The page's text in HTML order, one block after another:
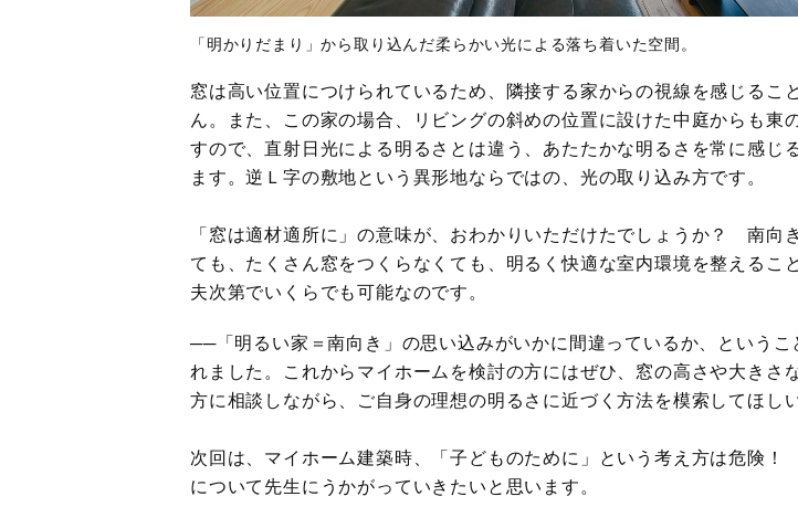
「明かりだまり」から取り込んだ柔らかい光による落ち着いた空間。
窓は高い位置につけられているため、隣接する家からの視線を感じるこ
ん。また、この家の場合、リビングの斜めの位置に設けた中庭からも東
すので、直射日光による明るさとは違う、あたたかな明るさを常に感じ
ます。逆Ｌ字の敷地という異形地ならではの、光の取り込み方です。
「窓は適材適所に」の意味が、おわかりいただけたでしょうか？ 南向
ても、たくさん窓をつくらなくても、明るく快適な室内環境を整えるこ
夫次第でいくらでも可能なのです。
──「明るい家＝南向き」の思い込みがいかに間違っているか、というこ
れました。これからマイホームを検討の方にはぜひ、窓の高さや大きさ
方に相談しながら、ご自身の理想の明るさに近づく方法を模索してほしい
次回は、マイホーム建築時、「子どものために」という考え方は危険
について先生にうかがっていきたいと思います。